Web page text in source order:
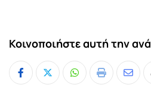
Κοινοποιήστε αυτή την
Whatsapp
Print